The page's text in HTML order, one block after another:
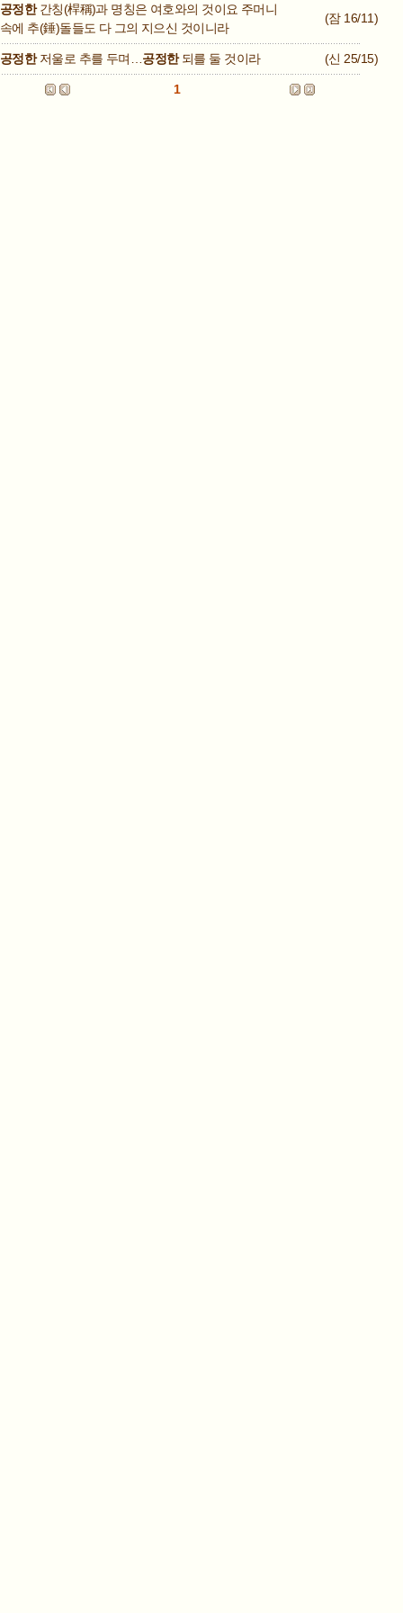
공정한간칭(桿稱)과 명칭은 여호와의 것이요 주머니
속에 추(錘)돌들도 다 그의 지으신 것이니라
(잠 16/11)
공정한저울로 추를 두며… 공정한되를 둘 것이라 (신 25/15)
1